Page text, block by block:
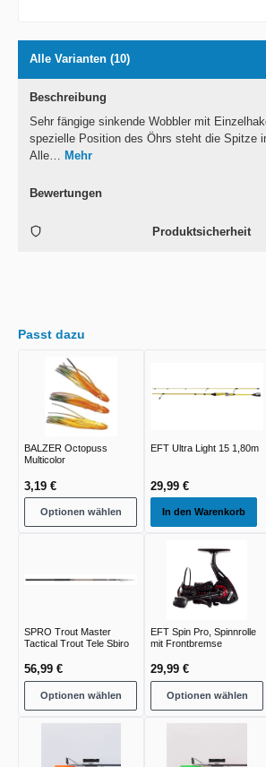
Alle Varianten (10)
Beschreibung
Sehr fängige sinkende Wobbler mit
spezielle Position des Öhrs steht die Spitze
Alle… Mehr
Bewertungen
Produktsicherheit
Passt dazu
BALZER Octopuss
Multicolor
3,19 €
Optionen wählen
EFT Ultra Light 15 1,80m
29,99 €
In den Warenkorb
SPRO Trout Master
Tactical Trout Tele Sbiro
56,99 €
Optionen wählen
EFT Spin Pro, Spinnrolle
mit Frontbremse
29,99 €
Optionen wählen